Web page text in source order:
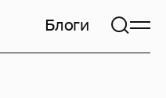
Блоги